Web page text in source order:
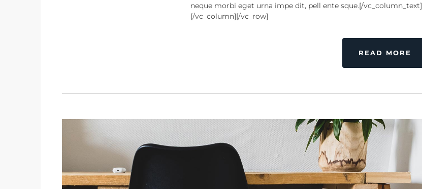
neque morbi eget urna impe dit, pell ente sque.[/vc_column_text]
[/vc_column][/vc_row]
READ MORE